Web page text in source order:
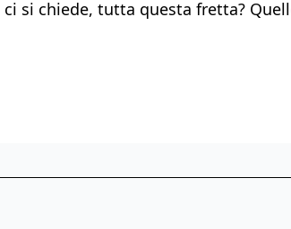
si chiede, tutta questa fretta?